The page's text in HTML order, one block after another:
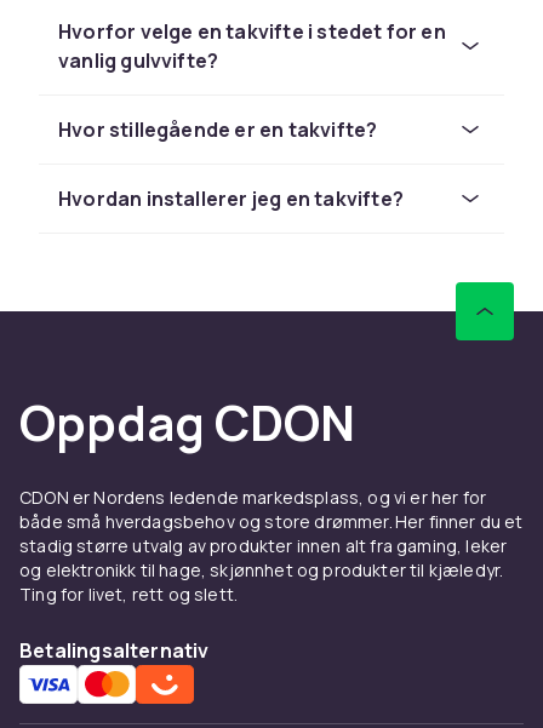
Takvifter med eller uten
Alle har forskjellige behov. Hos oss finner du
lyskilde i det hele tatt. Dette gjør det enkelt å
og størrelser for alle rom
Takvifter finnes i mange størrelser, farger og
tredetaljer eller matt svart metall. Her finner du
alternativer for åpne planløsninger, mindre
soverom og høye tak. Mange modeller kan
også styres med fjernkontroll eller smarte
Kjøp takvifter på nett hos oss
Hvorfor velge en takvifte i stedet for en
vanlig gulvvifte?
Hvor stillegående er en takvifte?
Hvordan installerer jeg en takvifte?
Oppdag CDON
CDON er Nordens ledende markedsplass, og vi er her for
både små hverdagsbehov og store drømmer. Her finner du et
stadig større utvalg av produkter innen alt fra gaming, leker
og elektronikk til hage, skjønnhet og produkter til kjæledyr.
Ting for livet, rett og slett.
Betalingsalternativ